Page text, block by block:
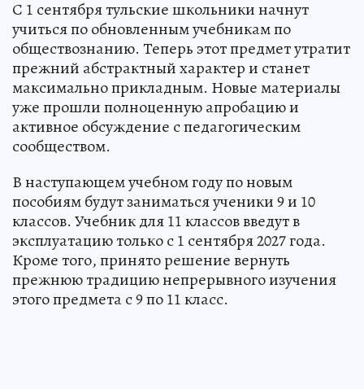
С 1 сентября тульские школьники начнут
учиться по обновленным учебникам по
обществознанию. Теперь этот предмет утратит
прежний абстрактный характер и станет
максимально прикладным. Новые материалы
уже прошли полноценную апробацию и
активное обсуждение с педагогическим
сообществом.
В наступающем учебном году по новым
пособиям будут заниматься ученики 9 и 10
классов. Учебник для 11 классов введут в
эксплуатацию только с 1 сентября 2027 года.
Кроме того, принято решение вернуть
прежнюю традицию непрерывного изучения
этого предмета с 9 по 11 класс.